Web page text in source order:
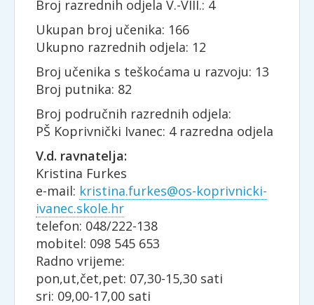
Broj razrednih odjela V.-VIII.: 4
Ukupan broj učenika: 166
Ukupno razrednih odjela: 12
Broj učenika s teškoćama u razvoju: 13
Broj putnika: 82
Broj područnih razrednih odjela:
PŠ Koprivnički Ivanec: 4 razredna odjela
V.d. ravnatelja:
Kristina Furkes
e-mail: kristina.furkes@os-koprivnicki-
ivanec.skole.hr
telefon: 048/222-138
mobitel: 098 545 653
Radno vrijeme:
pon,ut,čet,pet: 07,30-15,30 sati
sri: 09,00-17,00 sati